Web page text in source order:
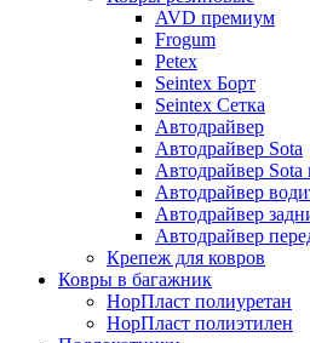
AVD премиум
Frogum
Petex
Seintex Борт
Seintex Сетка
Автодрайвер
Автодрайвер Sota
Автодрайвер Sota
Автодрайвер
Автодрайвер
Автодрайвер
Крепеж для ковров
Ковры в багажник
НорПласт полиуретан
НорПласт полиэтилен